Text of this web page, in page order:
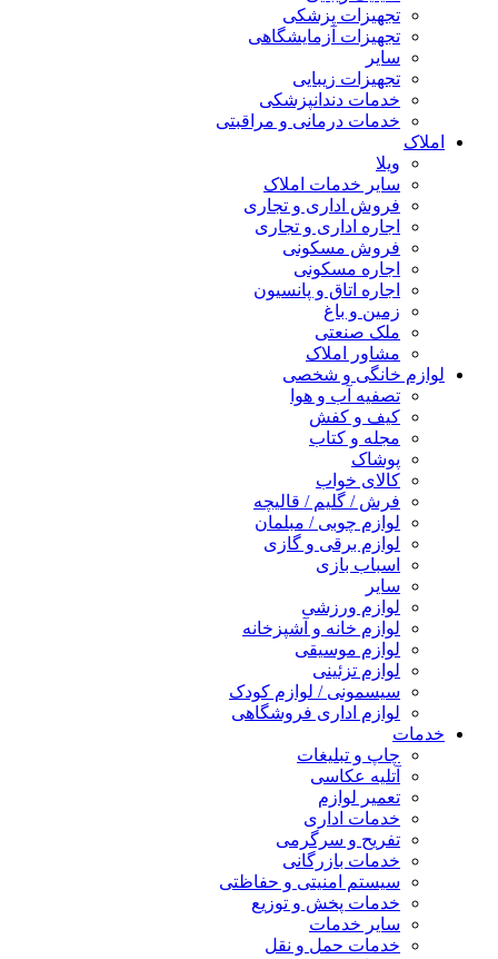
تجهیزات پزشکی
تجهیزات آزمایشگاهی
سایر
تجهیزات زیبایی
خدمات دندانپزشکی
خدمات درمانی و مراقبتی
املاک
ویلا
سایر خدمات املاک
فروش اداری و تجاری
اجاره اداری و تجاری
فروش مسکونی
اجاره مسکونی
اجاره اتاق و پانسیون
زمین و باغ
ملک صنعتی
مشاور املاک
لوازم خانگی و شخصی
تصفیه آب و هوا
کیف و کفش
مجله و کتاب
پوشاک
کالای خواب
فرش / گلیم / قالیچه
لوازم چوبی / مبلمان
لوازم برقی و گازی
اسباب بازی
سایر
لوازم ورزشی
لوازم خانه و آشپزخانه
لوازم موسیقی
لوازم تزئینی
سیسمونی / لوازم کودک
لوازم اداری فروشگاهی
خدمات
چاپ و تبلیغات
آتلیه عکاسی
تعمیر لوازم
خدمات اداری
تفریح و سرگرمی
خدمات بازرگانی
سیستم امنیتی و حفاظتی
خدمات پخش و توزیع
سایر خدمات
خدمات حمل و نقل